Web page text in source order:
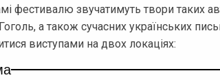
фестивалю звучатимуть твори таких
а також сучасних українських
виступами на двох локаціях: